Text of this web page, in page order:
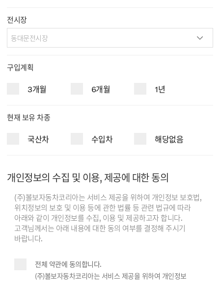
전시장
구입계획
3개월 6개월 1년
현재 보유 차종
국산차 수입차 해당없음
개인정보의 수집 및 이용, 제공에 대한 동의
(주)볼보자동차코리아는 서비스 제공을 위하여 개인정보 보호법,
위치정보의 보호 및 이용 등에 관한 법률 등 관련 법규에 따라
아래와 같이 개인정보를 수집, 이용 및 제공하고자 합니다.
고객님께서는 아래 내용에 대한 동의 여부를 결정해 주시기
바랍니다.
전체 약관에 동의합니다.
(주)볼보자동차코리아는 서비스 제공을 위하여 개인정보